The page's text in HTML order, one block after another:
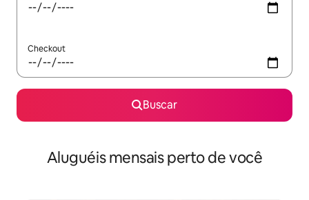
Checkout
Buscar
Aluguéis mensais perto de você